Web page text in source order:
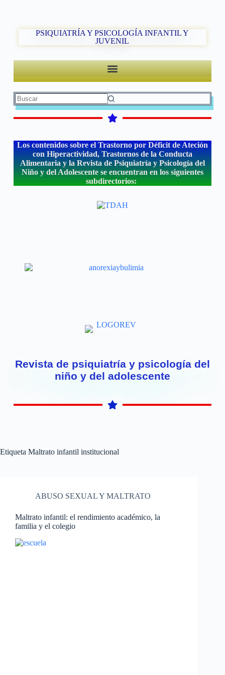
PSIQUIATRÍA Y PSICOLOGÍA INFANTIL Y
JUVENIL
Los contenidos sobre el Trastorno por Déficit de Ateción
con Hiperactividad, Trastornos de la Conducta
Alimentaria y la Revista de Psiquiatría y Psicología del
Niño y del Adolescente se encuentran en los siguientes
subdirectorios:
Revista de psiquiatría y psicología del
niño y del adolescente
Etiqueta Maltrato infantil institucional
ABUSO SEXUAL Y MALTRATO
Maltrato infantil: el rendimiento académico, la
familia y el colegio